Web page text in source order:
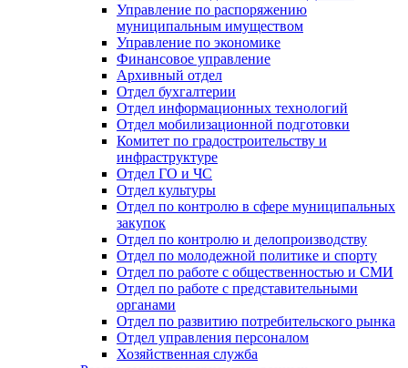
Управление по распоряжению
муниципальным имуществом
Управление по экономике
Финансовое управление
Архивный отдел
Отдел бухгалтерии
Отдел информационных технологий
Отдел мобилизационной подготовки
Комитет по градостроительству и
инфраструктуре
Отдел ГО и ЧС
Отдел культуры
Отдел по контролю в сфере муниципальных
закупок
Отдел по контролю и делопроизводству
Отдел по молодежной политике и спорту
Отдел по работе с общественностью и СМИ
Отдел по работе с представительными
органами
Отдел по развитию потребительского рынка
Отдел управления персоналом
Хозяйственная служба